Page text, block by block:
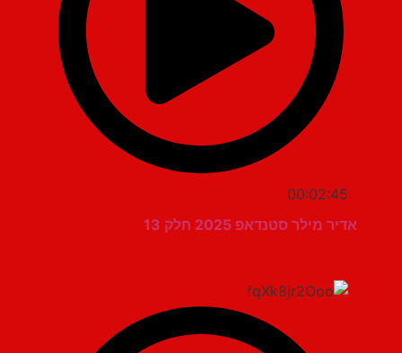
00:02:45
אדיר מילר סטנדאפ 2025 חלק 13